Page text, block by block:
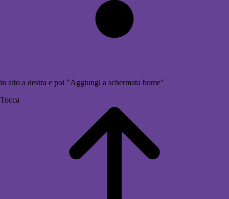
in alto a destra e poi "Aggiungi a schermata home"
Tocca